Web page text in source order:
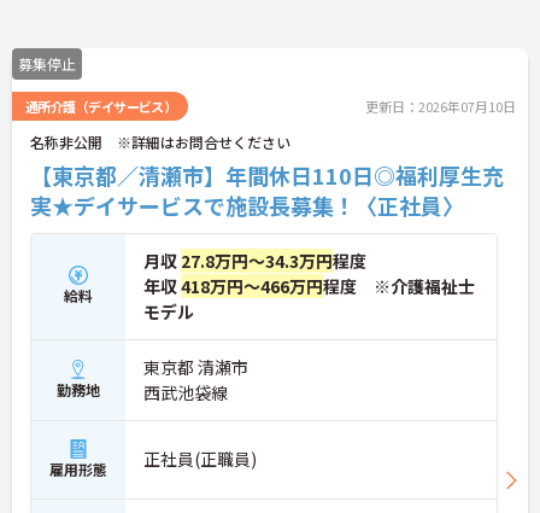
募集停止
通所介護（デイサービス） 更新日：2026年07月10日
名称非公開 ※詳細はお問合せください
【東京都／清瀬市】年間休日110日◎福利厚生充
実★デイサービスで施設長募集！〈正社員〉
給料
月収 27.8万円～34.3万円程度
年収418万円～466万円程度 ※介護福祉士
モデル
勤務地
東京都 清瀬市
西武池袋線
雇用形態 正社員(正職員)